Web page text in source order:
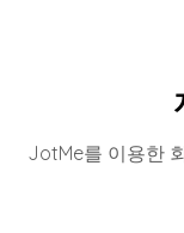
JotMe를 이용한